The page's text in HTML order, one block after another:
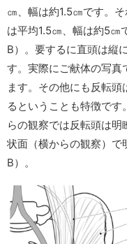
㎝、幅は約1.5㎝です。
は平均1.5㎝、幅は約5㎝
B）。要するに直頭は縦
す。実際にご献体の写真
ます。その他にも反転
るということも特徴で
らの観察では反転頭は
状面（横からの観察）
B）。